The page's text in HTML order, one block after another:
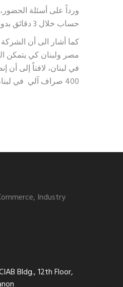
ورداً على أسئلة
حساب خلال 3 دقائق بدون توقيع أي مستند وفقاً للمعايير العالمية ومصرف لبنان.
400 صراف آلي في لبنان.
Industry
Bldg., 12th Floor,